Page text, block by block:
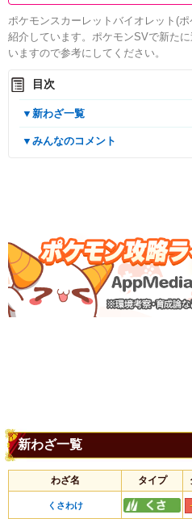
ポケモンスカーレットバイオレット(
紹介しています。ポケモンSVで新た
いますので参考にしてください。
目次
▼新わざ一覧
▼みんなのコメント
新わざ一覧
わざ名 タイプ
くさわけ